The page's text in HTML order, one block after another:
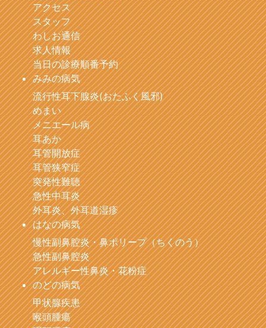
アクセス
スタッフ
わしお通信
求人情報
当日の診療順番予約
みみの病気
流行性耳下腺炎(おたふく風邪)
めまい
メニエール病
耳あか
耳管開放症
耳管狭窄症
突発性難聴
急性中耳炎
外耳炎、外耳道湿疹
はなの病気
慢性副鼻腔炎・鼻ポリープ（ちくのう）
急性副鼻腔炎
アレルギー性鼻炎・花粉症
のどの病気
甲状腺疾患
喉頭腫瘍